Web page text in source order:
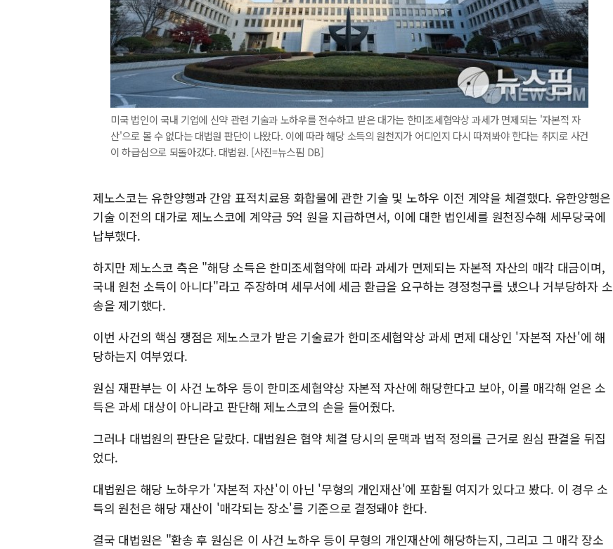
미국 법인이 국내 기업에 신약 관련 기술과 노하우를 전수하고 받은 대가는 한미조세협약상 과세가 면제되는 '자본적 자
산'으로 볼 수 없다는 대법원 판단이 나왔다. 이에 따라 해당 소득의 원천지가 어디인지 다시 따져봐야 한다는 취지로 사건
이 하급심으로 되돌아갔다. 대법원. [사진=뉴스핌 DB]
제노스코는 유한양행과 간암 표적치료용 화합물에 관한 기술 및 노하우 이전 계약을 체결했다. 유한양행은
기술 이전의 대가로 제노스코에 계약금 5억 원을 지급하면서, 이에 대한 법인세를 원천징수해 세무당국에
납부했다.
하지만 제노스코 측은 "해당 소득은 한미조세협약에 따라 과세가 면제되는 자본적 자산의 매각 대금이며,
국내 원천 소득이 아니다"라고 주장하며 세무서에 세금 환급을 요구하는 경정청구를 냈으나 거부당하자 소
송을 제기했다.
이번 사건의 핵심 쟁점은 제노스코가 받은 기술료가 한미조세협약상 과세 면제 대상인 '자본적 자산'에 해
당하는지 여부였다.
원심 재판부는 이 사건 노하우 등이 한미조세협약상 자본적 자산에 해당한다고 보아, 이를 매각해 얻은 소
득은 과세 대상이 아니라고 판단해 제노스코의 손을 들어줬다.
그러나 대법원의 판단은 달랐다. 대법원은 협약 체결 당시의 문맥과 법적 정의를 근거로 원심 판결을 뒤집
었다.
대법원은 해당 노하우가 '자본적 자산'이 아닌 '무형의 개인재산'에 포함될 여지가 있다고 봤다. 이 경우 소
득의 원천은 해당 재산이 '매각되는 장소'를 기준으로 결정돼야 한다.
결국 대법원은 "환송 후 원심은 이 사건 노하우 등이 무형의 개인재산에 해당하는지, 그리고 그 매각 장소